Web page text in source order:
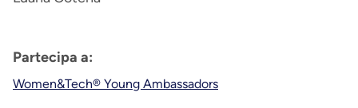
Partecipa a:
Women&Tech® Young Ambassadors